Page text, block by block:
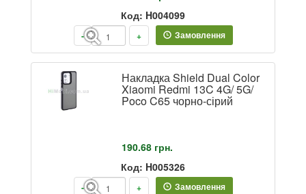
Код: H004099
- + Замовлення
Накладка Shield Dual Color
Xiaomi Redmi 13C 4G/ 5G/
Poco C65 чорно-сірий
190.68 грн.
Код: H005326
- + Замовлення